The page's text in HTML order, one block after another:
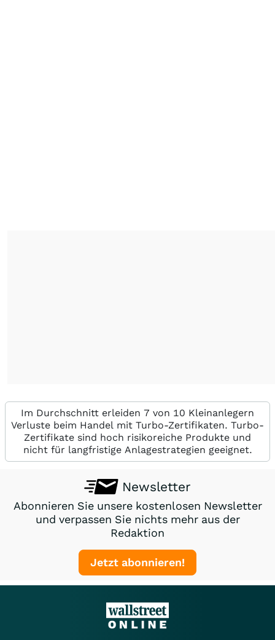
Im Durchschnitt erleiden 7 von 10 Kleinanlegern
Verluste beim Handel mit Turbo-Zertifikaten. Turbo-
Zertifikate sind hoch risikoreiche Produkte und
nicht für langfristige Anlagestrategien geeignet.
Newsletter
Abonnieren Sie unsere kostenlosen Newsletter
und verpassen Sie nichts mehr aus der
Redaktion
Jetzt abonnieren!